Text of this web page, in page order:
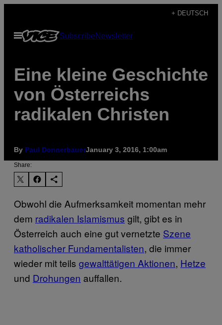
content
+ DEUTSCH
Open
Menu
SubscribeNewsletter
Eine kleine Geschichte
von Österreichs
radikalen Christen
By Paul DonnerbauerJanuary 3, 2016, 1:00am
Share:
Obwohl die Aufmerksamkeit momentan mehr
dem radikalen Islamismus gilt, gibt es in
Österreich auch eine gut vernetzte Szene
katholischer Fundamentalisten, die immer
wieder mit teils gewalttätigen Aktionen, Hetze
und Drohungen auffallen.